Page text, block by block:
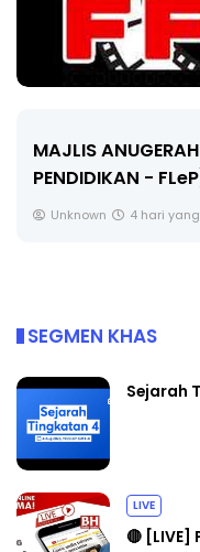
🔴
SEGMEN KHAS
Sejarah
LIVE
🔴 [LIVE]